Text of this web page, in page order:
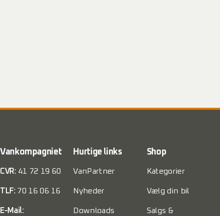
Vankompagniet
CVR: 41 72 19 60
TLF: 70 16 06 16
E-Mail:
Hurtige links
VanPartner
Nyheder
Downloads
Shop
Kategorier
Vælg din bil
Salgs &